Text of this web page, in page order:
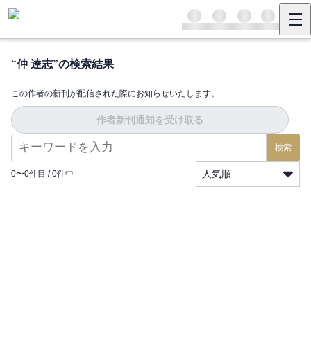
“仲 達志”の検索結果
この作者の新刊が配信された際にお知らせいたします。
作者新刊通知を受け取る
検索
0〜0件目 / 0件中 人気順